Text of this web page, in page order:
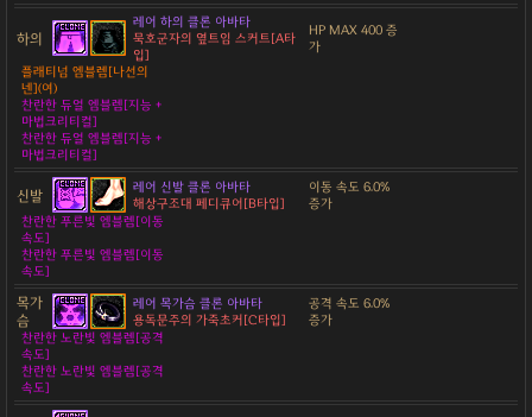
하의
레어 하의 클론 아바타
묵호군자의 옆트임 스커트[A타
입]
HP MAX 400 증
가
플래티넘 엠블렘[나선의
넨](여)
찬란한 듀얼 엠블렘[지능 +
마법크리티컬]
찬란한 듀얼 엠블렘[지능 +
마법크리티컬]
신발
레어 신발 클론 아바타
해상구조대 페디큐어[B타입]
이동 속도 6.0%
증가
찬란한 푸른빛 엠블렘[이동
속도]
찬란한 푸른빛 엠블렘[이동
속도]
목가
슴
레어 목가슴 클론 아바타
용독문주의 가죽초커[C타입]
공격 속도 6.0%
증가
찬란한 노란빛 엠블렘[공격
속도]
찬란한 노란빛 엠블렘[공격
속도]